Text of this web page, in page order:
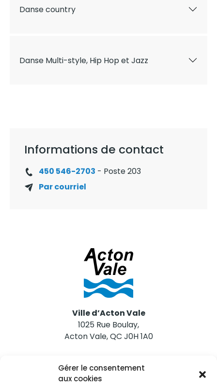
Gérer le consentement
aux cookies
Danse country
Danse Multi-style, Hip Hop et Jazz
Informations de contact
450 546-2703 - Poste 203
Par courriel
Ville d’Acton Vale
1025 Rue Boulay,
Acton Vale, QC J0H 1A0
Nous joindre
Tél. 450 546-2703